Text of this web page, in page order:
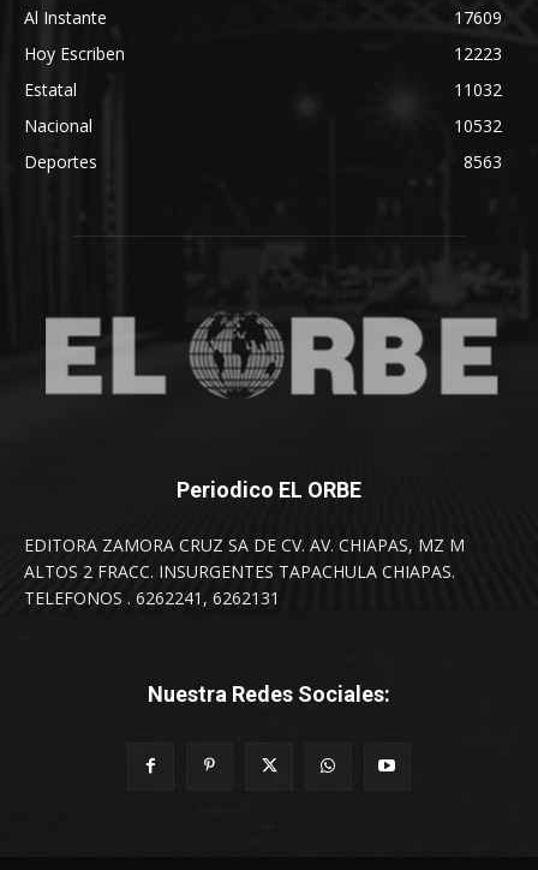
Al Instante
17609
Hoy Escriben
12223
Estatal
11032
Nacional
10532
Deportes
8563
Periodico EL ORBE
EDITORA ZAMORA CRUZ SA DE CV. AV. CHIAPAS, MZ M
ALTOS 2 FRACC. INSURGENTES TAPACHULA CHIAPAS.
TELEFONOS . 6262241, 6262131
Nuestra Redes Sociales: